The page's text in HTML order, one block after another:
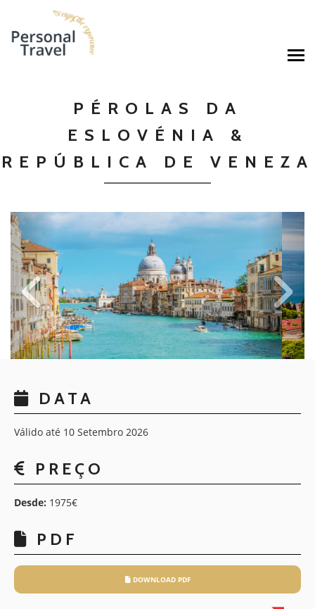
PÉROLAS DA
ESLOVÉNIA &
REPÚBLICA DE VENEZA
Previous
DATA
Válido até 10 Setembro 2026
PREÇO
Desde: 1975€
PDF
DOWNLOAD PDF